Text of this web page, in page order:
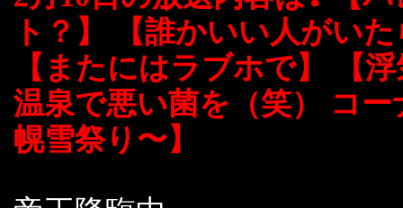
ト？】 【誰かいい人がい
【またにはラブホで】 【
温泉で悪い菌を（笑） コー
幌雪祭り〜】